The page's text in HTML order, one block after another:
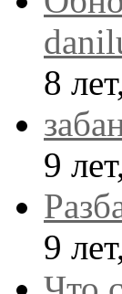
8
9
9